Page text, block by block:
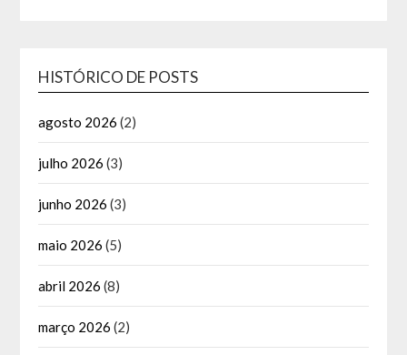
HISTÓRICO DE POSTS
agosto 2026 (2)
julho 2026 (3)
junho 2026 (3)
maio 2026 (5)
abril 2026 (8)
março 2026 (2)